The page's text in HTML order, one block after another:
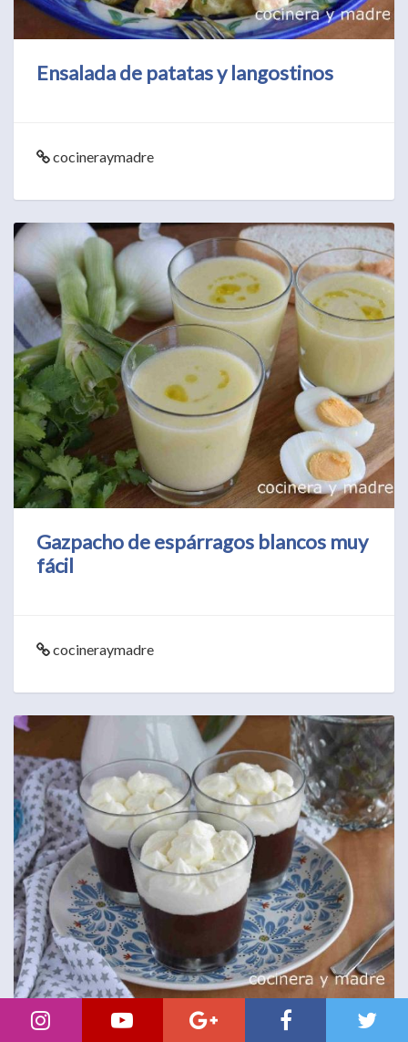
Ensalada de patatas y langostinos
cocineraymadre
Gazpacho de espárragos blancos muy
fácil
cocineraymadre
Copa dalky de chocolate y nata muy